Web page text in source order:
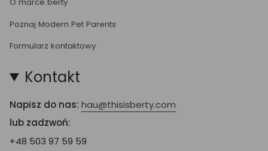
Poznaj Modern Pet Parents
Formularz kontaktowy
Kontakt
Napisz do nas: hau@thisisberty.com
lub zadzwoń:
+48 503 97 59 59